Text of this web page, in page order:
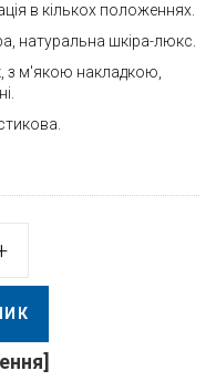
в кількох положеннях.
натуральна шкіра-люкс.
з м'якою накладкою,